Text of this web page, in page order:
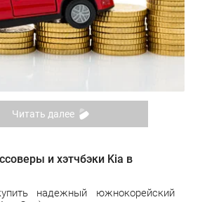
Читать далее
и хэтчбэки Kia в
надежный южнокорейский